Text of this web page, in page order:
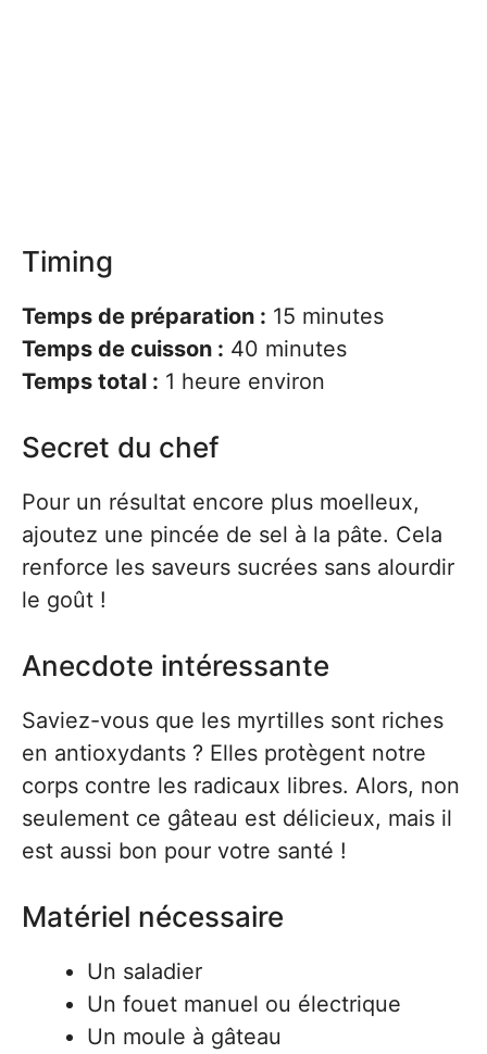
Timing
Temps de préparation : 15 minutes
Temps de cuisson : 40 minutes
Temps total : 1 heure environ
Secret du chef
Pour un résultat encore plus moelleux,
ajoutez une pincée de sel à la pâte. Cela
renforce les saveurs sucrées sans alourdir
le goût !
Anecdote intéressante
Saviez-vous que les myrtilles sont riches
en antioxydants ? Elles protègent notre
corps contre les radicaux libres. Alors, non
seulement ce gâteau est délicieux, mais il
est aussi bon pour votre santé !
Matériel nécessaire
Un saladier
Un fouet manuel ou électrique
Un moule à gâteau